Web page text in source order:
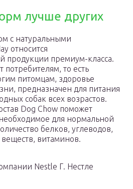
лучше других
с натуральными
относится
продукции премиум-класса.
потребителям, то есть
питомцам, здоровье
предназначен для питания
собак всех возрастов.
Dog Chow поможет
для нормальной
белков, углеводов,
витаминов.
Nestle Г. Нестле